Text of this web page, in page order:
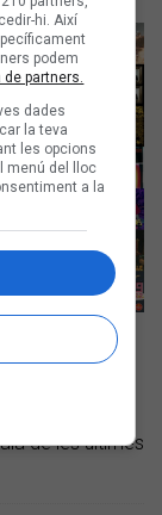
i
de les últimes
hi. Així
podem
de partners.
dades
la teva
les opcions
menú del lloc
a la